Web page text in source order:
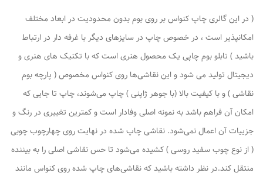
( در این گالری چاپ کنواس بر روی بوم بدون محدودیت در ابعاد مختلف
امکانپذیر است ، در خصوص چاپ در سایزهای دیگر با غرفه دار در ارتباط
باشید ) تابلو بوم چاپی یک محصول هنری است که با تکنیک های هنری و
دیجیتال تولید می شود و این نقاشی‌ها روی کنواس مخصوص ( پارچه بوم
نقاشی ) و با کیفیت بالا (با جوهر ژاپنی ) چاپ می‌شوند، چاپ تا جایی که
امکان آن فراهم باشد به نمونه اصلی وفادار است و کمترین تغییری در رنگ و
جزییات آن اعمال نمی‌شود. نقاشی چاپ شده در نهایت روی چهارچوب چوبی
( از نوع چوب سفید روسی ) کشیده می‌شود تا حس نقاشی اصلی را به بیننده
منتقل کند.در نظر داشته باشید که نقاشی‌های چاپ شده روی کنواس مانند